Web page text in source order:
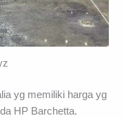
yg memiliki harga yg
HP Barchetta.